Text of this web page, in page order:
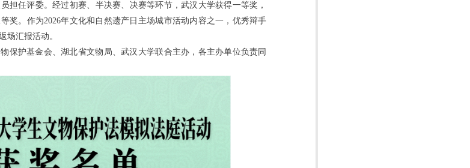
担任评委。经过初赛、半决赛、决赛等环节，武汉大学获得一等奖，
奖。作为2026年文化和自然遗产日主场城市活动内容之一，优秀辩手
场汇报活动。
保护基金会、湖北省文物局、武汉大学联合主办，各主办单位负责同